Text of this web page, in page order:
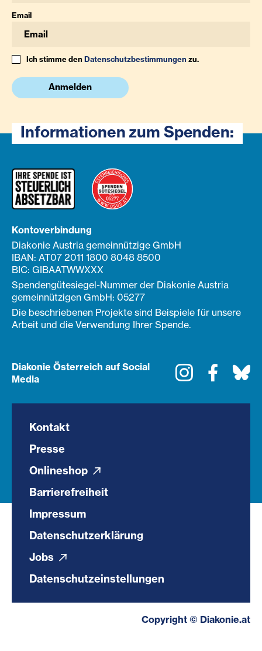
Email
Ich stimme denDatenschutzbestimmungenzu.
Anmelden
Informationen zum Spenden:
Kontoverbindung
Diakonie Austria gemeinnützige GmbH
IBAN: AT07 2011 1800 8048 8500
BIC: GIBAATWWXXX
Spendengütesiegel-Nummer der Diakonie Austria
gemeinnützigen GmbH: 05277
Die beschriebenen Projekte sind Beispiele für unsere
Arbeit und die Verwendung Ihrer Spende.
Diakonie Österreich auf Social
Media
Instagram
Kontakt
Presse
Onlineshop
Barrierefreiheit
Impressum
Datenschutzerklärung
Jobs
Datenschutzeinstellungen
Copyright © Diakonie.at